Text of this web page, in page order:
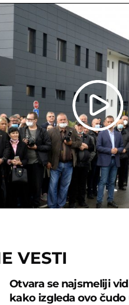
Play
VESTI
Otvara se najsmeliji
kako izgleda ovo